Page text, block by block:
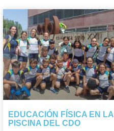
EDUCACIÓN FÍSICA EN LA
PISCINA DEL CDO